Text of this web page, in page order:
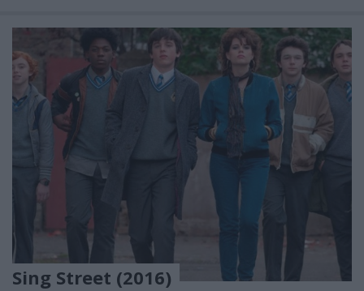
Sing Street (2016)